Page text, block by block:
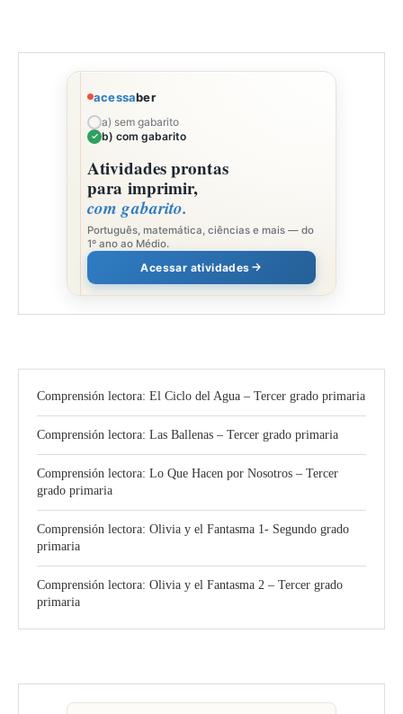
acessaber
a) sem gabarito
b) com gabarito
Atividades prontas
para imprimir,
com gabarito.
Português, matemática, ciências e mais — do
1º ano ao Médio.
Acessar atividades
Comprensión lectora: El Ciclo del Agua – Tercer grado primaria
Comprensión lectora: Las Ballenas – Tercer grado primaria
Comprensión lectora: Lo Que Hacen por Nosotros – Tercer
grado primaria
Comprensión lectora: Olivia y el Fantasma 1- Segundo grado
primaria
Comprensión lectora: Olivia y el Fantasma 2 – Tercer grado
primaria